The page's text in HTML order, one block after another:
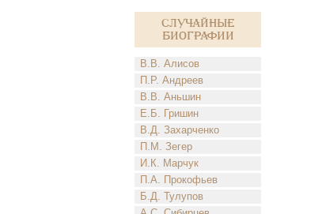
Случайные
биографии
В.В. Алисов
П.Р. Андреев
В.В. Аньшин
Е.Б. Гришин
В.Д. Захарченко
П.М. Зегер
И.К. Марчук
П.А. Прокофьев
Б.Д. Тулупов